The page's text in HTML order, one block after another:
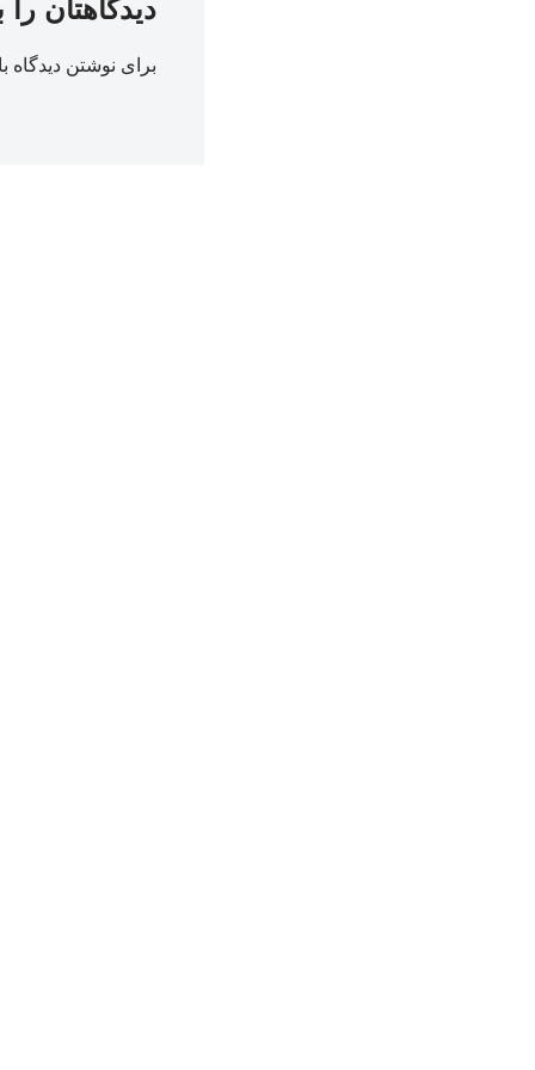
دیدگاهتان را
برای نوشتن دیدگاه